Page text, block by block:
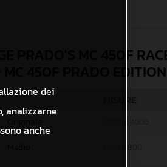
PRADO'S MC 450F
MC 450F PRADO
dei
analizzarne
anche